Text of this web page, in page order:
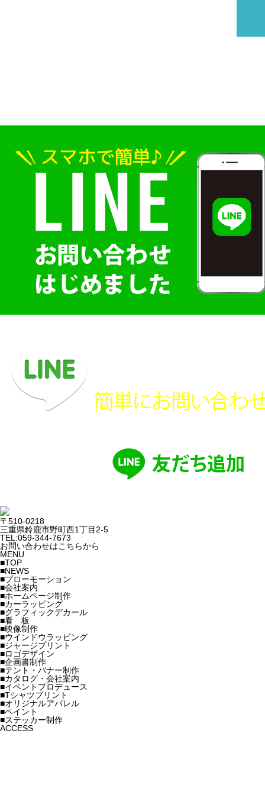
〒510-0218
三重県鈴鹿市野町西1丁目2-5
TEL:059-344-7673
お問い合わせはこちらから
MENU
■TOP
■NEWS
■プローモーション
■会社案内
■ホームページ制作
■カーラッピング
■グラフィックデカール
■看 板
■映像制作
■ウインドウラッピング
■ジャージプリント
■ロゴデザイン
■企画書制作
■テント・バナー制作
■カタログ・会社案内
■イベントプロデュース
■Tシャツプリント
■オリジナルアパレル
■ペイント
■ステッカー制作
ACCESS